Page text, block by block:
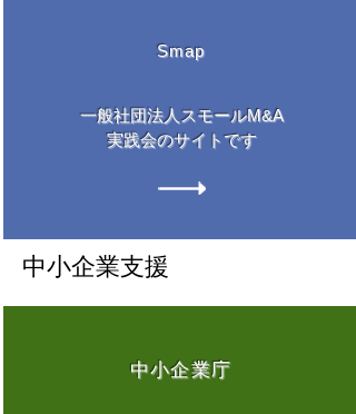
Smap
一般社団法人スモールM&A
​実践会のサイトです
中小企業支援
中小企業庁